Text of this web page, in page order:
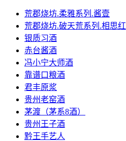
荒郡烧坊.柔雅系列.酱壹
荒郡烧坊.破天荒系列.相思红
银质习酒
赤台酱酒
冯小宁大师酒
靠谱口粮酒
君丰原浆
贵州老窑酒
茅渡（茅系8酒）
贵州王子酒
黔王手艺人